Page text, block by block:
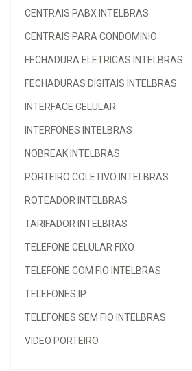
CENTRAIS PABX INTELBRAS
CENTRAIS PARA CONDOMINIO
FECHADURA ELETRICAS INTELBRAS
FECHADURAS DIGITAIS INTELBRAS
INTERFACE CELULAR
INTERFONES INTELBRAS
NOBREAK INTELBRAS
PORTEIRO COLETIVO INTELBRAS
ROTEADOR INTELBRAS
TARIFADOR INTELBRAS
TELEFONE CELULAR FIXO
TELEFONE COM FIO INTELBRAS
TELEFONES IP
TELEFONES SEM FIO INTELBRAS
VIDEO PORTEIRO